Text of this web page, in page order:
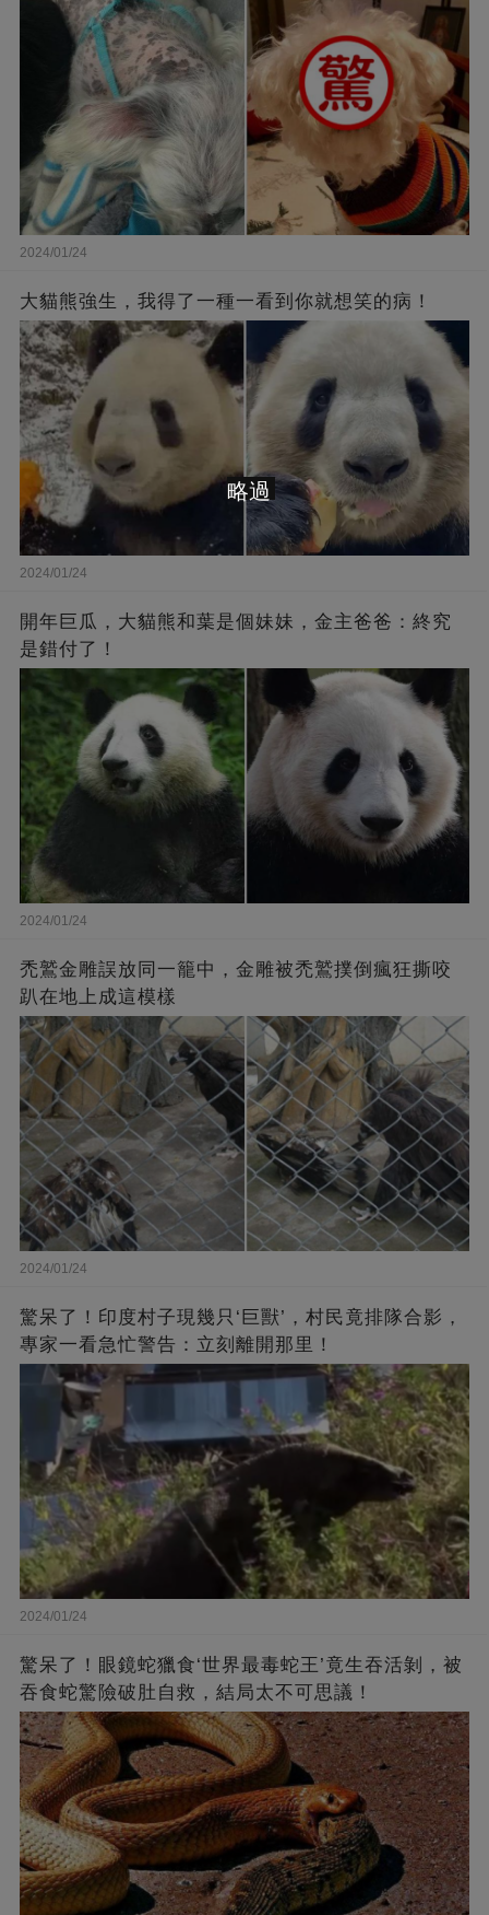
2024/01/24
大貓熊強生，我得了一種一看到你就想笑的病！
2024/01/24
開年巨瓜，大貓熊和葉是個妹妹，金主爸爸：終究
是錯付了！
2024/01/24
禿鷲金雕誤放同一籠中，金雕被禿鷲撲倒瘋狂撕咬
趴在地上成這模樣
2024/01/24
驚呆了！印度村子現幾只‘巨獸’，村民竟排隊合影，
專家一看急忙警告：立刻離開那里！
2024/01/24
驚呆了！眼鏡蛇獵食‘世界最毒蛇王’竟生吞活剝，被
吞食蛇驚險破肚自救，結局太不可思議！
略過